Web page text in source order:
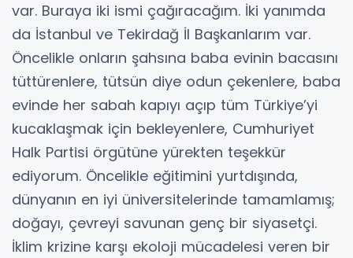
var. Buraya iki ismi çağıracağım. İki yanımda
da İstanbul ve Tekirdağ İl Başkanlarım var.
Öncelikle onların şahsına baba evinin bacasını
tüttürenlere, tütsün diye odun çekenlere, baba
evinde her sabah kapıyı açıp tüm Türkiye’yi
kucaklaşmak için bekleyenlere, Cumhuriyet
Halk Partisi örgütüne yürekten teşekkür
ediyorum. Öncelikle eğitimini yurtdışında,
dünyanın en iyi üniversitelerinde tamamlamış;
doğayı, çevreyi savunan genç bir siyasetçi.
İklim krizine karşı ekoloji mücadelesi veren bir